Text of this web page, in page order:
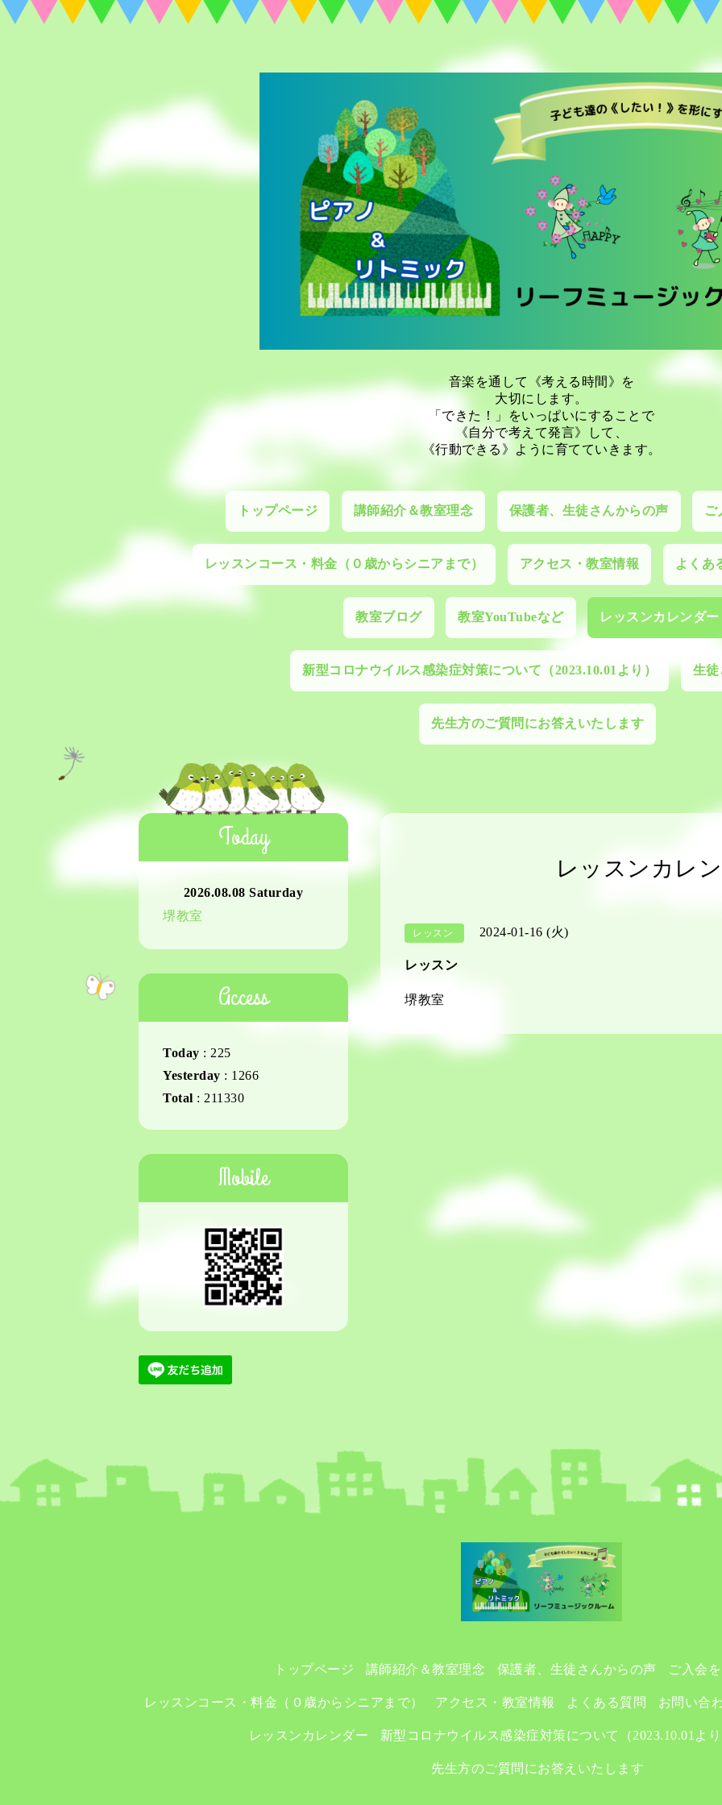
音楽を通して《考える時間》を
大切にします。
「できた！」をいっぱいにすることで
《自分で考えて発言》して、
《行動できる》ように育てていきます。
トップページ 講師紹介＆教室理念 保護者、生徒さんからの声 ご
レッスンコース・料金（０歳からシニアまで） アクセス・教室情報 よくあ
教室ブログ 教室YouTubeなど レッスンカレンダー
新型コロナウイルス感染症対策について（2023.10.01より） 生
先生方のご質問にお答えいたします
レッスンカレ
レッスン 2024-01-16 (火)
レッスン
堺教室
Today
2026.08.08 Saturday
堺教室
Access
Today : 225
Yesterday : 1266
Total : 211330
Mobile
トップページ 講師紹介＆教室理念 保護者、生徒さんからの声 ご入会
レッスンコース・料金（０歳からシニアまで） アクセス・教室情報 よくある質問 お問い合
レッスンカレンダー 新型コロナウイルス感染症対策について（2023.10.01よ
先生方のご質問にお答えいたします